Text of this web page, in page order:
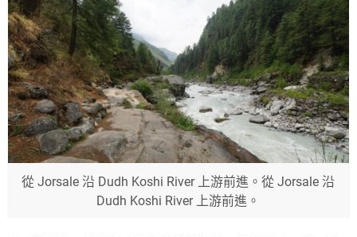
從 Jorsale 沿 Dudh Koshi River 上游前進。從 Jorsale 沿
Dudh Koshi River 上游前進。